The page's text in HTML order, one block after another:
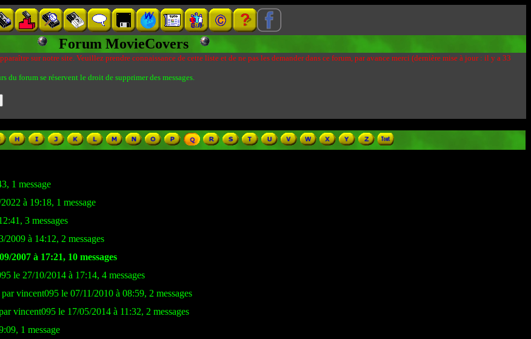
Forum MovieCovers
sur notre site. Veuillez prendre connaissance de cette liste et de ne pas les demander dans ce forum, par avance merci (dernière mise à jour : il y a 33
du forum se réservent le droit de supprimer des messages.
1 message
à 19:18, 1 message
3 messages
2009 à 14:12, 2 messages
2007 à 17:21, 10 messages
le 27/10/2014 à 17:14, 4 messages
vincent095 le 07/11/2010 à 08:59, 2 messages
vincent095 le 17/05/2014 à 11:32, 2 messages
1 message